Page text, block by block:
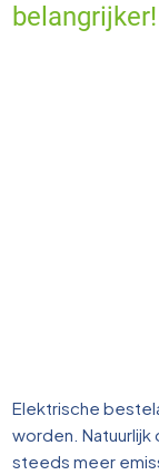
belangrijker!
Elektrische
worden. Natuurlijk
steeds meer